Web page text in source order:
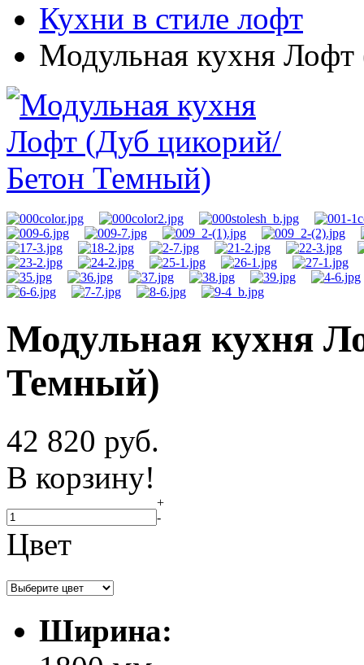
Кухни в стиле лофт
Модульная кухня
Модульная кухня
Темный)
42 820 руб.
В корзину!
+
-
Цвет
Ширина: